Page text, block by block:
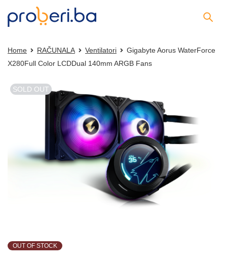
Home RAČUNALA Ventilatori
Gigabyte Aorus WaterForce
X280Full Color LCDDual 140mm ARGB Fans
SOLD OUT
OUT OF STOCK